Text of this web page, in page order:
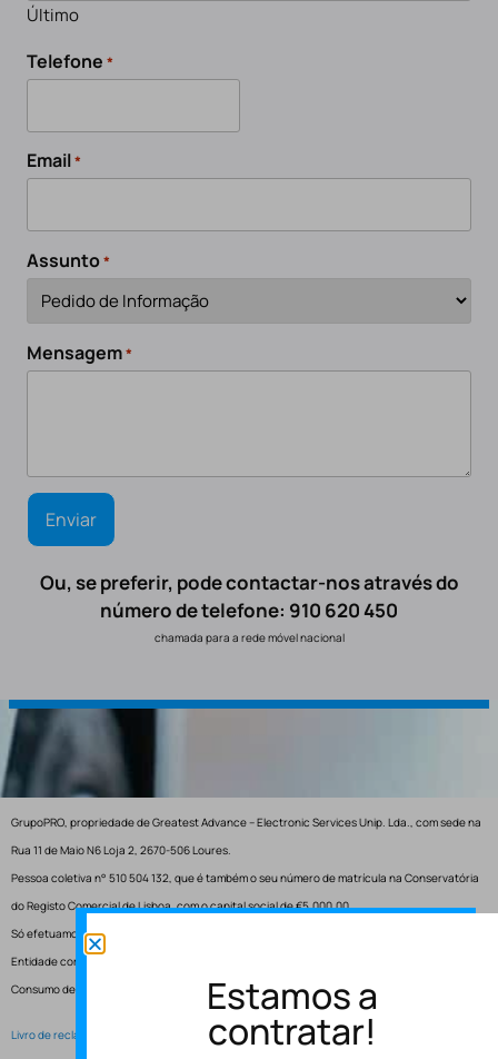
Último
Telefone *
Email*
Assunto*
Mensagem*
Ou, se preferir, pode contactar-nos através do
número de telefone: 910 620 450
chamada para a rede móvel nacional
GrupoPRO, propriedade de Greatest Advance – Electronic Services Unip. Lda., com sede na
Rua 11 de Maio N6 Loja 2, 2670-506 Loures.
Pessoa coletiva n° 510 504 132, que é também o seu número de matrícula na Conservatória
do Registo Comercial de Lisboa, com o capital social de €5.000,00.
Só efetuamos entregas em Portugal.
Entidade competente para resolução de conflitos – Centro de Arbitragem de Conflitos de
Consumo de Lisboa.
Livro de reclamações electrónico
Estamos a
contratar!